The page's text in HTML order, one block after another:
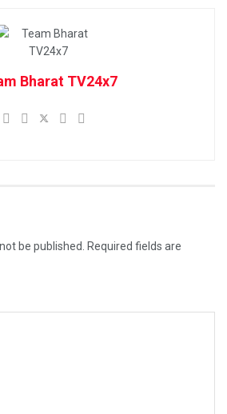
Bharat TV24x7
be published. Required fields are